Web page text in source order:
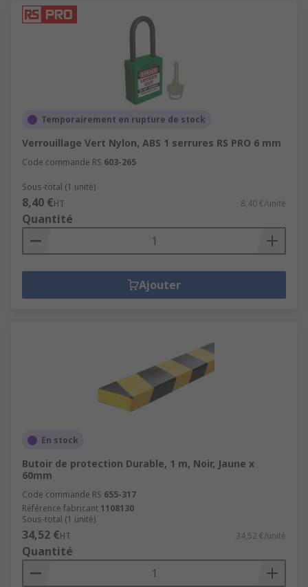
Temporairement en rupture de stock
Verrouillage Vert Nylon, ABS 1 serrures RS PRO 6 mm
Code commande RS 603-265
Sous-total (1 unité)
8,40 €HT 8,40 €/unité
Quantité
Ajouter
En stock
Butoir de protection Durable, 1 m, Noir, Jaune x
60mm
Code commande RS 655-317
Référence fabricant 1108130
Sous-total (1 unité)
34,52 €HT 34,52 €/unité
Quantité